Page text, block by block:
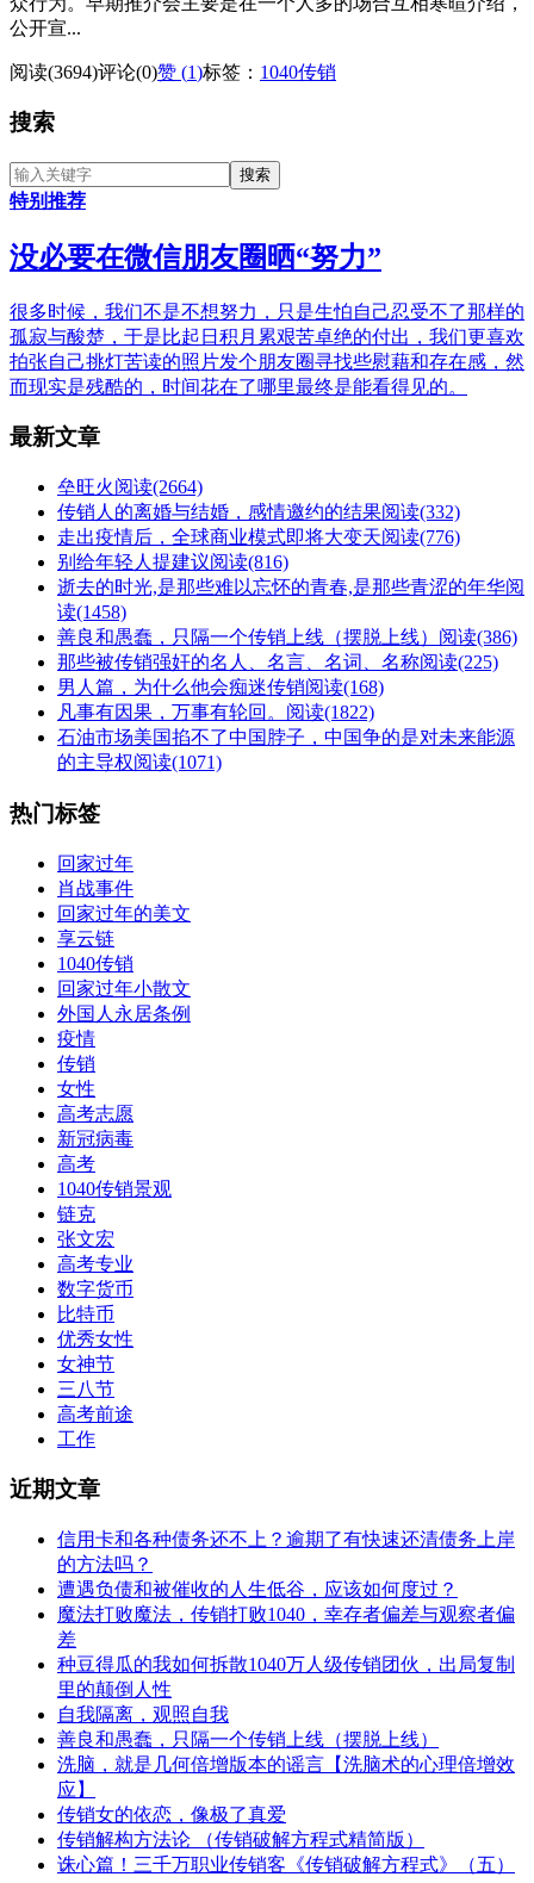
公开宣...
阅读(3694)评论(0)赞 (1)标签： 1040传销
搜索
特别推荐
没必要在微信朋友圈晒“努力”
很多时候，我们不是不想努力，只是生怕自己忍受不了那样的
孤寂与酸楚，于是比起日积月累艰苦卓绝的付出，我们更喜欢
拍张自己挑灯苦读的照片发个朋友圈寻找些慰藉和存在感，然
而现实是残酷的，时间花在了哪里最终是能看得见的。
最新文章
垒旺火阅读(2664)
传销人的离婚与结婚，感情邀约的结果阅读(332)
走出疫情后，全球商业模式即将大变天阅读(776)
别给年轻人提建议阅读(816)
逝去的时光,是那些难以忘怀的青春,是那些青涩的年华阅
读(1458)
善良和愚蠢，只隔一个传销上线（摆脱上线） 阅读(386)
那些被传销强奸的名人、名言、名词、名称阅读(225)
男人篇，为什么他会痴迷传销阅读(168)
凡事有因果，万事有轮回。 阅读(1822)
石油市场美国掐不了中国脖子，中国争的是对未来能源
的主导权阅读(1071)
热门标签
回家过年
肖战事件
回家过年的美文
享云链
1040传销
回家过年小散文
外国人永居条例
疫情
传销
女性
高考志愿
新冠病毒
高考
1040传销景观
链克
张文宏
高考专业
数字货币
比特币
优秀女性
女神节
三八节
高考前途
工作
近期文章
信用卡和各种债务还不上？逾期了有快速还清债务上岸
的方法吗？
遭遇负债和被催收的人生低谷，应该如何度过？
魔法打败魔法，传销打败1040，幸存者偏差与观察者偏
差
种豆得瓜的我如何拆散1040万人级传销团伙，出局复制
里的颠倒人性
自我隔离，观照自我
善良和愚蠢，只隔一个传销上线（摆脱上线）
洗脑，就是几何倍增版本的谣言【洗脑术的心理倍增效
应】
传销女的依恋，像极了真爱
传销解构方法论 （传销破解方程式精简版）
诛心篇！三千万职业传销客《传销破解方程式》（五）